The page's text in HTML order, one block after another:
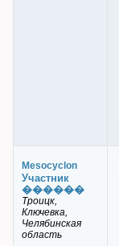
Mesocyclon
Участник
������
Троицк,
Ключевка,
Челябинская
область